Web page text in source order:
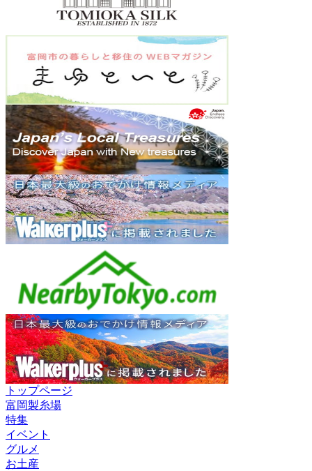
トップページ
富岡製糸場
特集
イベント
グルメ
お土産